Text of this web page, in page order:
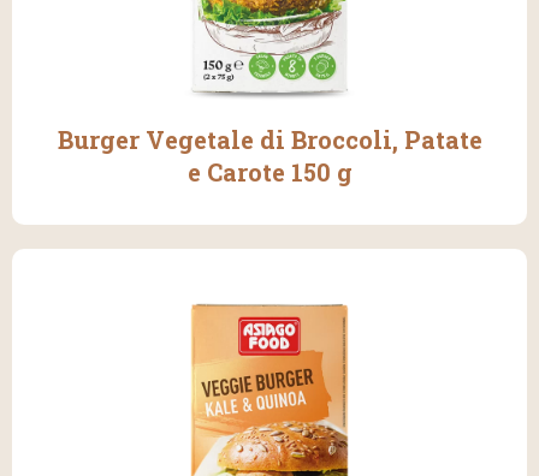
Burger Vegetale di Broccoli, Patate
e Carote 150 g